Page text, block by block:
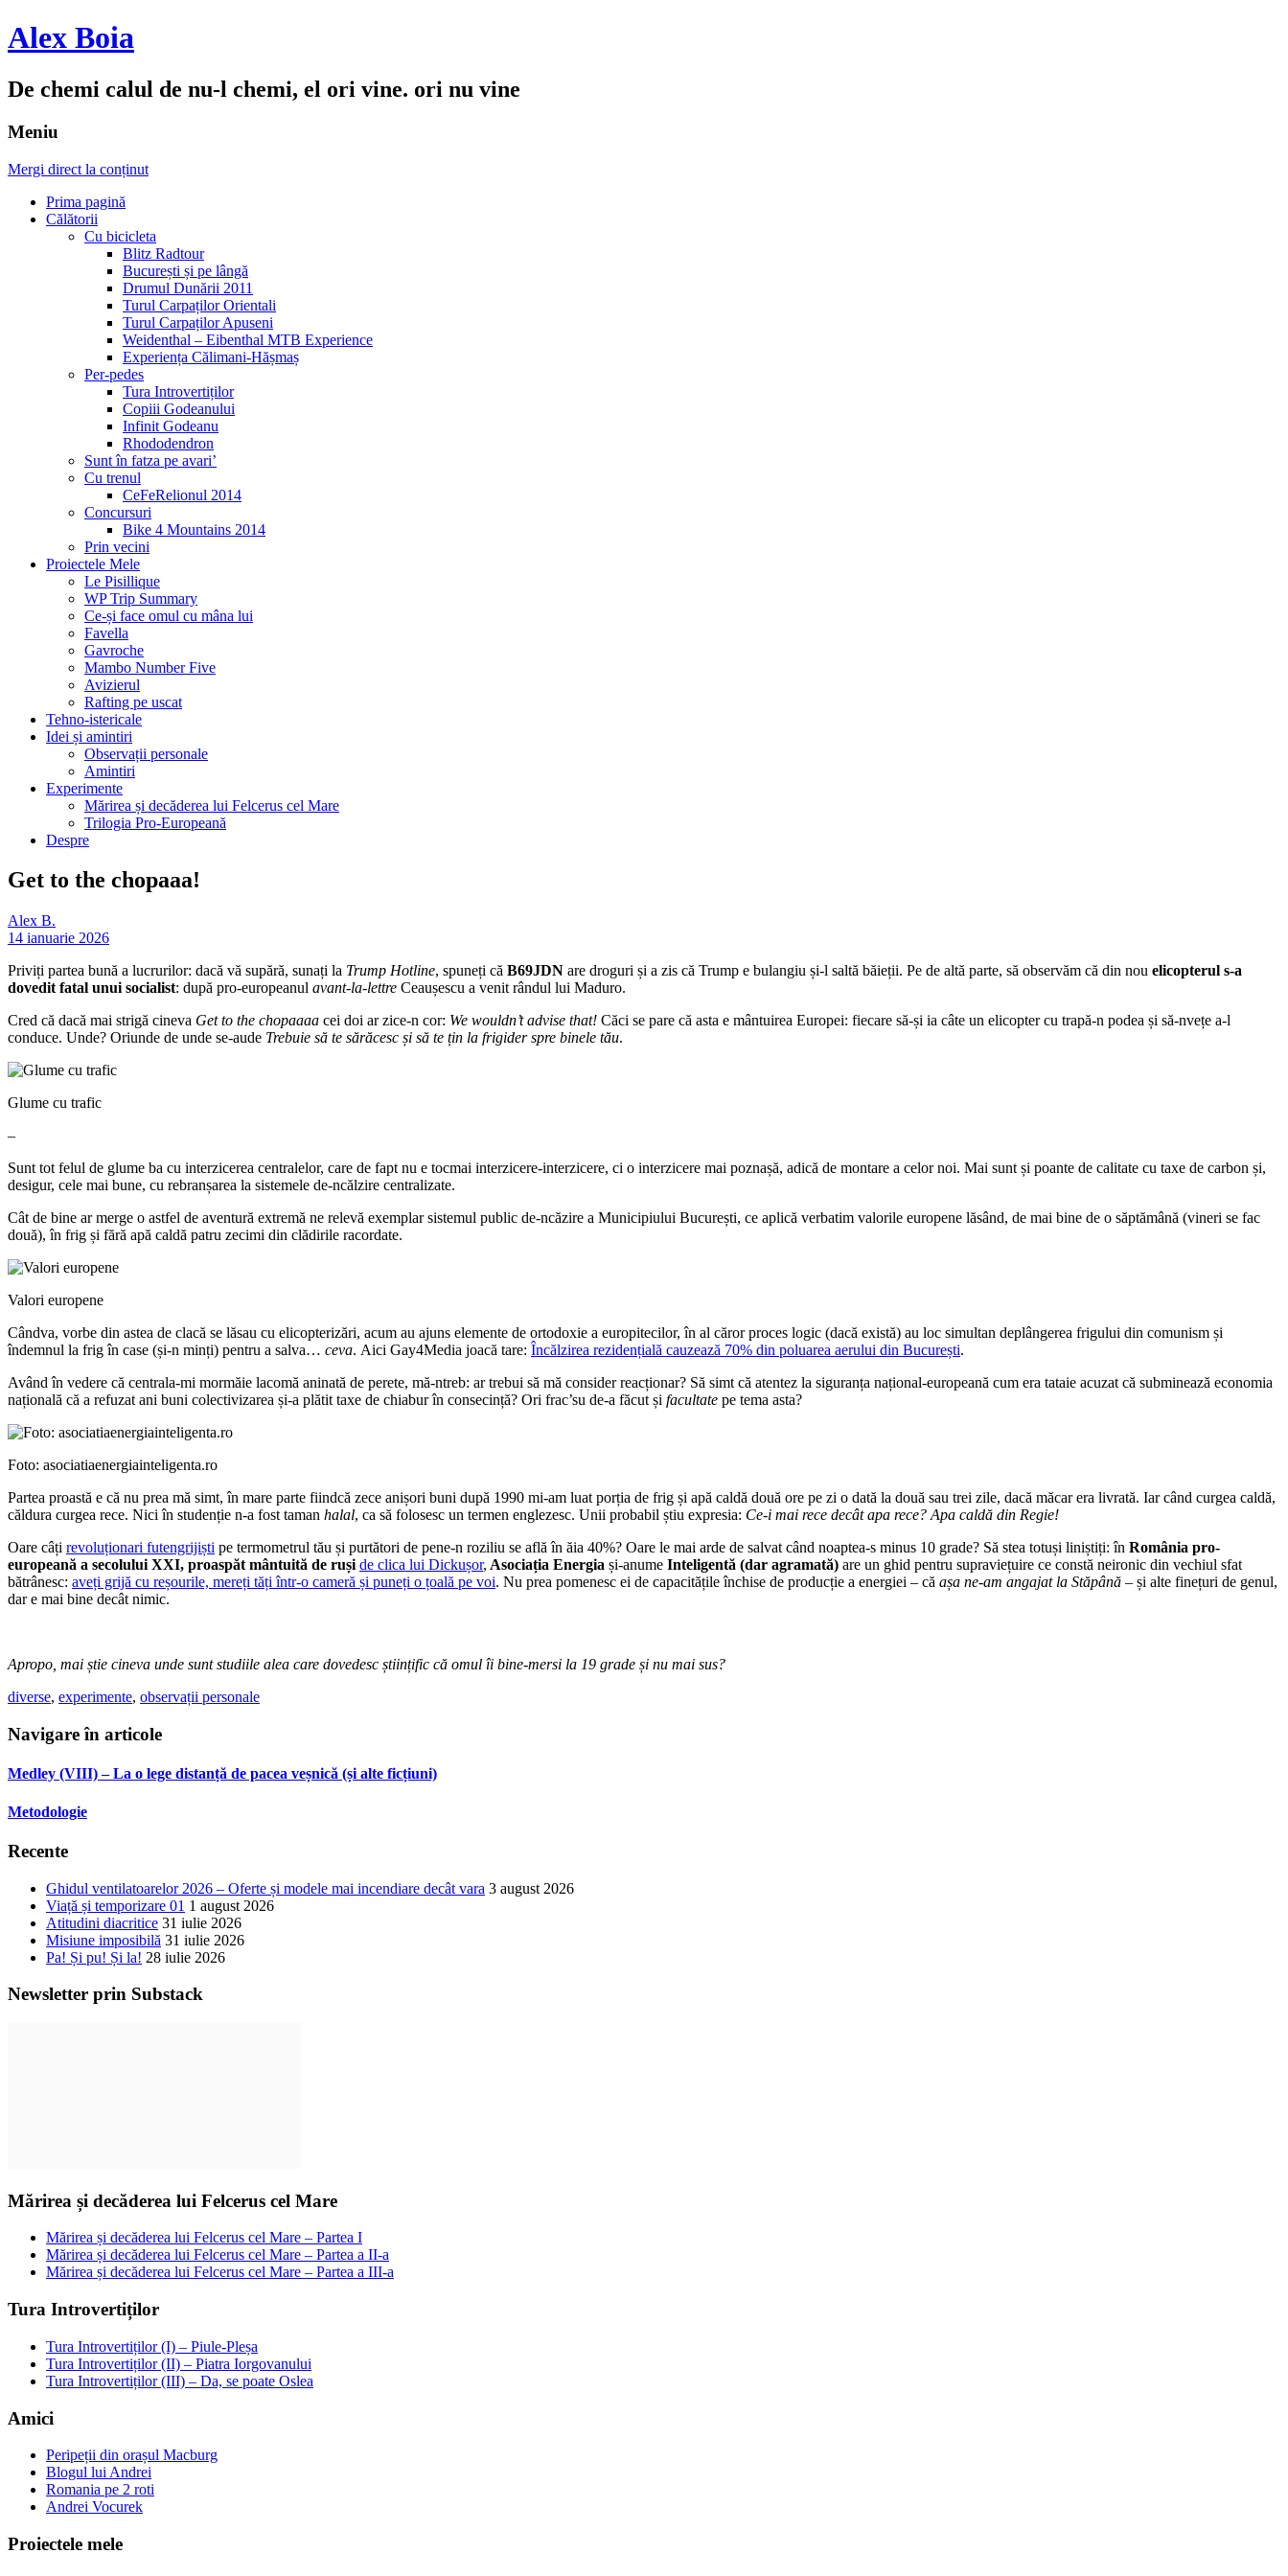
Alex Boia
De chemi calul de nu-l chemi, el ori vine. ori nu vine
Meniu
Mergi direct la conținut
Prima pagină
Călătorii
Cu bicicleta
Blitz Radtour
București și pe lângă
Drumul Dunării 2011
Turul Carpaților Orientali
Turul Carpaților Apuseni
Weidenthal – Eibenthal MTB Experience
Experiența Călimani-Hășmaș
Per-pedes
Tura Introvertiților
Copiii Godeanului
Infinit Godeanu
Rhododendron
Sunt în fatza pe avari’
Cu trenul
CeFeRelionul 2014
Concursuri
Bike 4 Mountains 2014
Prin vecini
Proiectele Mele
Le Pisillique
WP Trip Summary
Ce-și face omul cu mâna lui
Favella
Gavroche
Mambo Number Five
Avizierul
Rafting pe uscat
Tehno-istericale
Idei și amintiri
Observații personale
Amintiri
Experimente
Mărirea și decăderea lui Felcerus cel Mare
Trilogia Pro-Europeană
Despre
Get to the chopaaa!
Alex B.
14 ianuarie 2026
Priviți partea bună a lucrurilor: dacă vă supără, sunați la Trump Hotline, spuneți că B69JDN are droguri și a zis că Trump e bulangiu și-l saltă băieții. Pe de altă parte, să observăm că din nou elicopterul s-a
dovedit fatal unui socialist: după pro-europeanul avant-la-lettre Ceaușescu a venit rândul lui Maduro.
Cred că dacă mai strigă cineva Get to the chopaaaa cei doi ar zice-n cor: We wouldn’t advise that! Căci se pare că asta e mântuirea Europei: fiecare să-și ia câte un elicopter cu trapă-n podea și să-nvețe a-l
conduce. Unde? Oriunde de unde se-aude Trebuie să te sărăcesc și să te țin la frigider spre binele tău.
Glume cu trafic
–
Sunt tot felul de glume ba cu interzicerea centralelor, care de fapt nu e tocmai interzicere-interzicere, ci o interzicere mai poznașă, adică de montare a celor noi. Mai sunt și poante de calitate cu taxe de carbon și,
desigur, cele mai bune, cu rebranșarea la sistemele de-ncălzire centralizate.
Cât de bine ar merge o astfel de aventură extremă ne relevă exemplar sistemul public de-ncăzire a Municipiului București, ce aplică verbatim valorile europene lăsând, de mai bine de o săptămână (vineri se fac
două), în frig și fără apă caldă patru zecimi din clădirile racordate.
Valori europene
Cândva, vorbe din astea de clacă se lăsau cu elicopterizări, acum au ajuns elemente de ortodoxie a europitecilor, în al căror proces logic (dacă există) au loc simultan deplângerea frigului din comunism și
îndemnul la frig în case (și-n minți) pentru a salva… ceva. Aici Gay4Media joacă tare: Încălzirea rezidențială cauzează 70% din poluarea aerului din București.
Având în vedere că centrala-mi mormăie lacomă aninată de perete, mă-ntreb: ar trebui să mă consider reacționar? Să simt că atentez la siguranța național-europeană cum era tataie acuzat că subminează economia
națională că a refuzat ani buni colectivizarea și-a plătit taxe de chiabur în consecință? Ori frac’su de-a făcut și facultate pe tema asta?
Foto: asociatiaenergiainteligenta.ro
Partea proastă e că nu prea mă simt, în mare parte fiindcă zece anișori buni după 1990 mi-am luat porția de frig și apă caldă două ore pe zi o dată la două sau trei zile, dacă măcar era livrată. Iar când curgea caldă,
căldura curgea rece. Nici în studenție n-a fost taman halal, ca să folosesc un termen englezesc. Unii probabil știu expresia: Ce-i mai rece decât apa rece? Apa caldă din Regie!
Oare câți revoluționari futengrijiști pe termometrul tău și purtători de pene-n roziliu se află în ăia 40%? Oare le mai arde de salvat când noaptea-s minus 10 grade? Să stea totuși liniștiți: în România pro-
europeană a secolului XXI, proaspăt mântuită de ruși de clica lui Dickușor, Asociația Energia și-anume Inteligentă (dar agramată) are un ghid pentru supraviețuire ce constă neironic din vechiul sfat
bătrânesc: aveți grijă cu reșourile, mereți tăți într-o cameră și puneți o țoală pe voi. Nu prea pomenesc ei de capacitățile închise de producție a energiei – că așa ne-am angajat la Stăpână – și alte finețuri de genul,
dar e mai bine decât nimic.
Apropo, mai știe cineva unde sunt studiile alea care dovedesc științific că omul îi bine-mersi la 19 grade și nu mai sus?
diverse, experimente, observații personale
Navigare în articole
Medley (VIII) – La o lege distanță de pacea veșnică (și alte ficțiuni)
Metodologie
Recente
Ghidul ventilatoarelor 2026 – Oferte și modele mai incendiare decât vara 3 august 2026
Viață și temporizare 01 1 august 2026
Atitudini diacritice 31 iulie 2026
Misiune imposibilă 31 iulie 2026
Pa! Și pu! Și la! 28 iulie 2026
Newsletter prin Substack
Mărirea și decăderea lui Felcerus cel Mare
Mărirea și decăderea lui Felcerus cel Mare – Partea I
Mărirea și decăderea lui Felcerus cel Mare – Partea a II-a
Mărirea și decăderea lui Felcerus cel Mare – Partea a III-a
Tura Introvertiților
Tura Introvertiților (I) – Piule-Pleșa
Tura Introvertiților (II) – Piatra Iorgovanului
Tura Introvertiților (III) – Da, se poate Oslea
Amici
Peripeții din orașul Macburg
Blogul lui Andrei
Romania pe 2 roti
Andrei Vocurek
Proiectele mele